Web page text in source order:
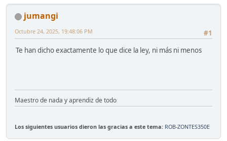
jumangi
#1
Octubre 24, 2025, 19:48:06 PM
Te han dicho exactamente lo que dice la ley, ni más ni menos
Maestro de nada y aprendiz de todo
Los siguientes usuarios dieron las gracias a este tema: ROB-ZONTES350E